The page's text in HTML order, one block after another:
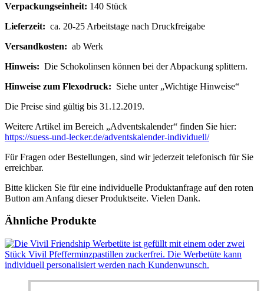
Verpackungseinheit: 140 Stück
Lieferzeit: ca. 20-25 Arbeitstage nach Druckfreigabe
Versandkosten: ab Werk
Hinweis: Die Schokolinsen können bei der Abpackung splittern.
Hinweise zum Flexodruck: Siehe unter „Wichtige Hinweise“
Die Preise sind gültig bis 31.12.2019.
Weitere Artikel im Bereich „Adventskalender“ finden Sie hier:
https://suess-und-lecker.de/adventskalender-individuell/
Für Fragen oder Bestellungen, sind wir jederzeit telefonisch für Sie
erreichbar.
Bitte klicken Sie für eine individuelle Produktanfrage auf den roten
Button am Anfang dieser Produktseite. Vielen Dank.
Ähnliche Produkte